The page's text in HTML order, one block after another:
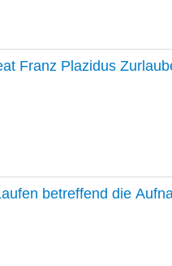
Franz Plazidus
betreffend die